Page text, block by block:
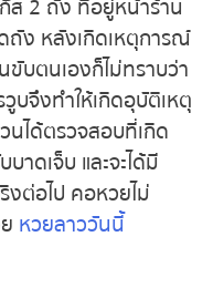
ส 2 ถัง ที่อยู่หน้า
ปปิดถัง หลังเกิด
น ส่วนคนขับตนเอง
จากอาการวูบจึง
นพนักงานสอบสวน
สอบปากคำผู้ได้รับ
งอุบัติเหตุที่แท้จริง
นรถไปลุ้นรวย